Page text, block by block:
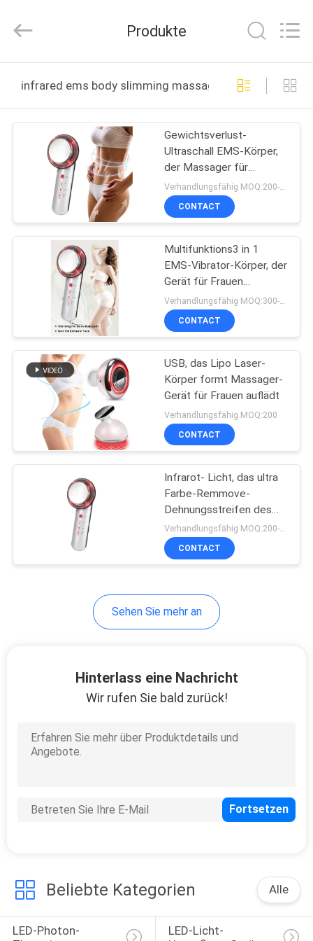
HAUS
PRODUKTE
ÜBER
FABRIK-
AUSFLUG
QUALITÄTSKONTROLLE
TRETEN
SIE
VERBINDUNG
FORDERN
PRIVACY
Developed
Produkte
infrared ems body slimming massager online
Gewichtsverlust-
Ultraschall EMS-Körper,
der Massager für
Hauptgebrauch abnimmt Verhandlungsfähig MOQ:200-999
CONTACT
Multifunktions3 in 1
EMS-Vibrator-Körper, der
Gerät für Frauen
abnimmt
CONTACT
USB, das Lipo Laser-
Körper formt Massager-
Gerät für Frauen auflädt
Verhandlungsfähig MOQ:200
CONTACT
Infrarot- Licht, das ultra
Farbe-Remmove-
Dehnungsstreifen des
Gerät-6 abnimmt
Verhandlungsfähig MOQ:200-999
CONTACT
Sehen Sie mehr an
Hinterlass eine Nachricht
Wir rufen Sie bald zurück!
Beliebte Kategorien Alle
LED-Photon-
LED-Licht-